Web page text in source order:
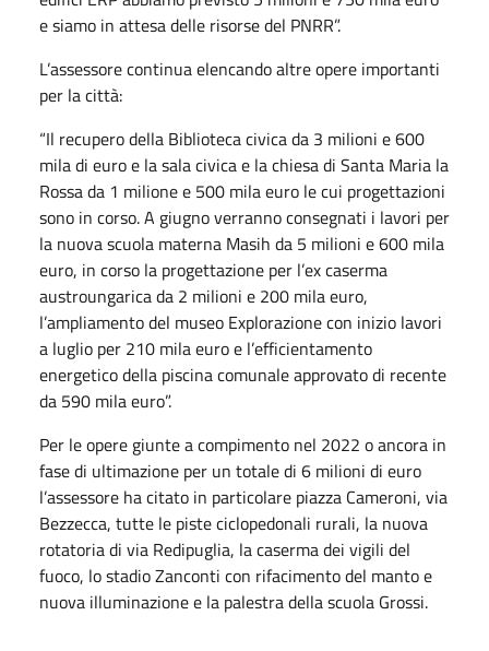
e siamo in attesa delle risorse del PNRR”.
L’assessore continua elencando altre opere importanti
per la città:
“Il recupero della Biblioteca civica da 3 milioni e 600
mila di euro e la sala civica e la chiesa di Santa Maria la
Rossa da 1 milione e 500 mila euro le cui progettazioni
sono in corso. A giugno verranno consegnati i lavori per
la nuova scuola materna Masih da 5 milioni e 600 mila
euro, in corso la progettazione per l’ex caserma
austroungarica da 2 milioni e 200 mila euro,
l’ampliamento del museo Explorazione con inizio lavori
a luglio per 210 mila euro e l’efficientamento
energetico della piscina comunale approvato di recente
da 590 mila euro”.
Per le opere giunte a compimento nel 2022 o ancora in
fase di ultimazione per un totale di 6 milioni di euro
l’assessore ha citato in particolare piazza Cameroni, via
Bezzecca, tutte le piste ciclopedonali rurali, la nuova
rotatoria di via Redipuglia, la caserma dei vigili del
fuoco, lo stadio Zanconti con rifacimento del manto e
nuova illuminazione e la palestra della scuola Grossi.